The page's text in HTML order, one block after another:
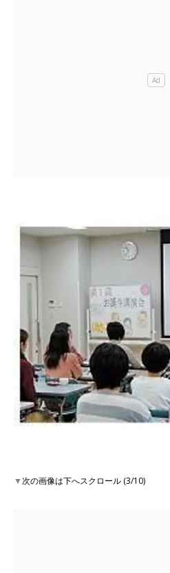
▼次の画像は下へスクロール (3/10)